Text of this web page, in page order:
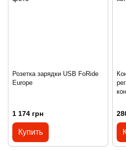
Розетка зарядки USB FoRide
Europe
1 174 грн
Купить